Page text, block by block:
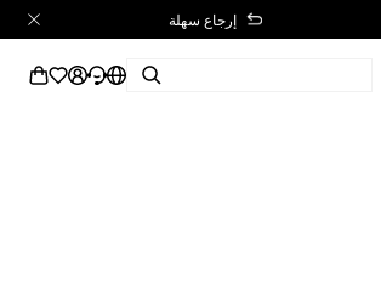
إرجاع سهلة